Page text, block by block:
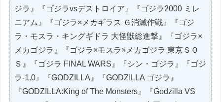
ジラ』『ゴジラvsデストロイア』『ゴジラ2000 ミレ
ニアム』『ゴジラ×メカギラス Ｇ消滅作戦』『ゴジ
ラ・モスラ・キングギドラ 大怪獣総進撃』『ゴジラ×
メカゴジラ』『ゴジラ×モスラ×メカゴジラ 東京ＳＯ
Ｓ』『ゴジラ FINAL WARS』『シン・ゴジラ』『ゴジ
ラ-1.0』『GODZILLA』『GODZILLA ゴジラ』
『GODZILLA:King of The Monsters』『Godzilla VS